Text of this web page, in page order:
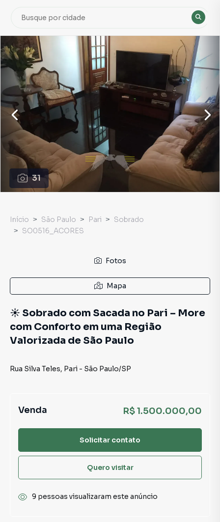
31
Início São Paulo Pari
Sobrado
SO0516_ACORES
Fotos
Mapa
☀️ Sobrado com Sacada no Pari – More
com Conforto em uma Região
Valorizada de São Paulo
Rua Silva Teles, Pari - São Paulo/SP
Venda R$ 1.500.000,00
Solicitar contato
Quero visitar
9 pessoas visualizaram este anúncio